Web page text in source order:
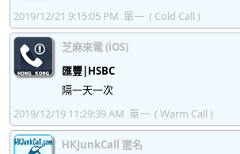
37046012
37046013 37046014
37046016
37046017
37046020
37046021
37046028
37046029 37046030
2019/12/21 9:15:05 PM 單一 ( Cold Call )
芝麻來電 (iOS)
匯豐|HSBC
隔一天一次
2019/12/19 11:29:39 AM 單一 ( Warm Call )
HKJunkCall 匿名